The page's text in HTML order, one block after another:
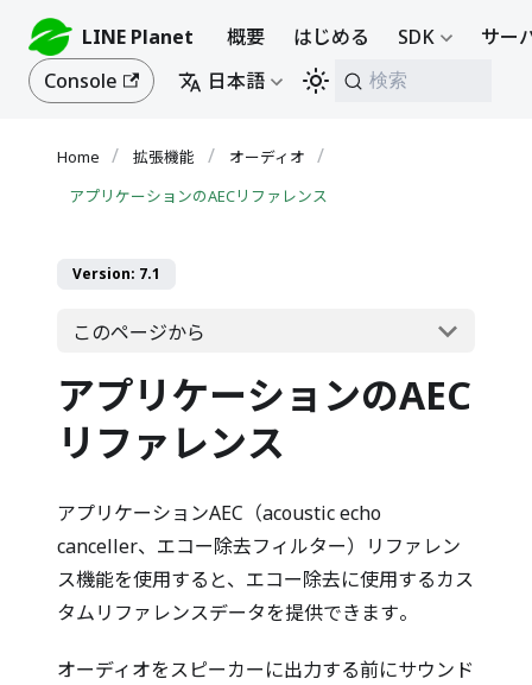
LINE Planet 概要 はじめる SDK
サー
Console
日本語 検索
拡張機能
オーディオ
アプリケーションのAECリファレンス
Version: 7.1
このページから
アプリケーションのAEC
リファレンス
アプリケーションAEC（acoustic echo
canceller、エコー除去フィルター）リファレン
ス機能を使用すると、エコー除去に使用するカス
タムリファレンスデータを提供できます。
オーディオをスピーカーに出力する前にサウンド